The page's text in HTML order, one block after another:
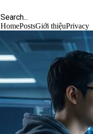
HomePostsGiới thiệuPrivacy